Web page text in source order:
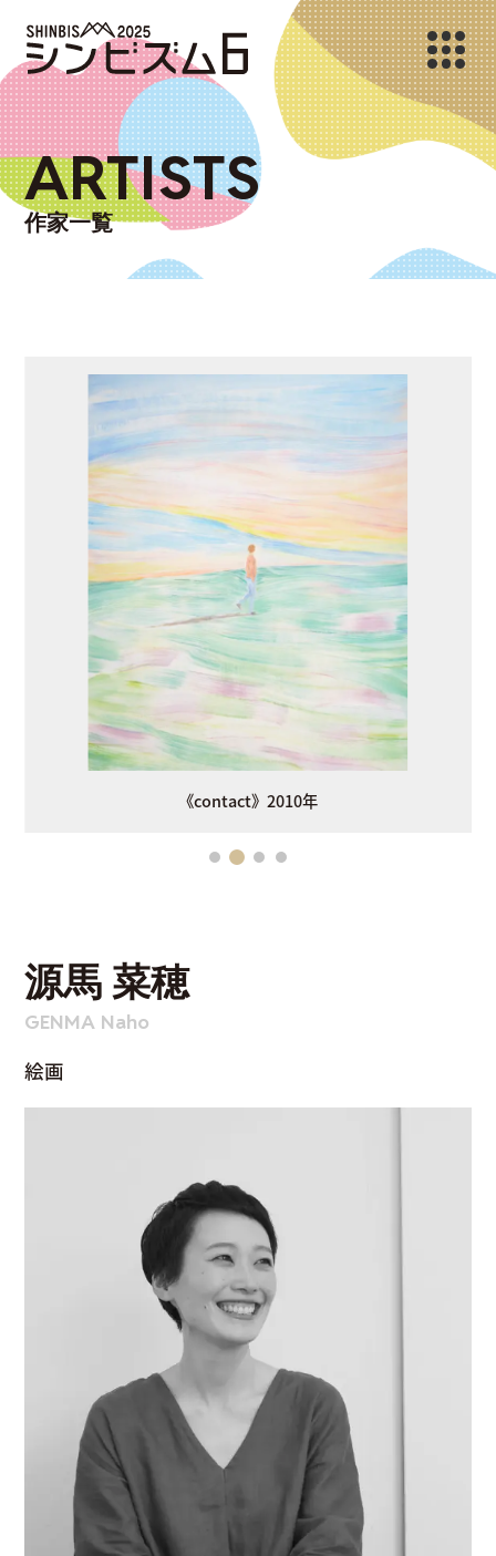
ARTISTS
作家一覧
《contact》2010年
源馬 菜穂
GENMA Naho
絵画
会場一覧 作家一覧